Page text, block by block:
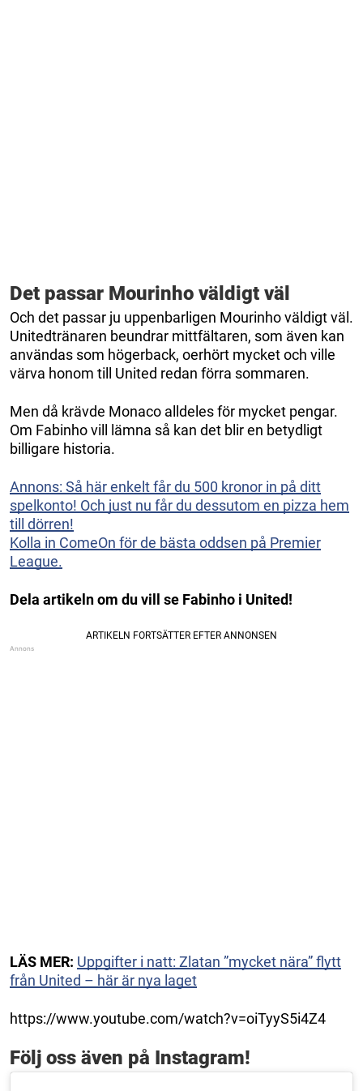
Det passar Mourinho väldigt väl
Och det passar ju uppenbarligen Mourinho väldigt väl.
Unitedtränaren beundrar mittfältaren, som även kan
användas som högerback, oerhört mycket och ville
värva honom till United redan förra sommaren.
Men då krävde Monaco alldeles för mycket pengar.
Om Fabinho vill lämna så kan det blir en betydligt
billigare historia.
Annons: Så här enkelt får du 500 kronor in på ditt
spelkonto! Och just nu får du dessutom en pizza hem
till dörren!
Kolla in ComeOn för de bästa oddsen på Premier
League.
Dela artikeln om du vill se Fabinho i United!
LÄS MER: Uppgifter i natt: Zlatan ”mycket nära” flytt
från United – här är nya laget
https://www.youtube.com/watch?v=oiTyyS5i4Z4
Följ oss även på Instagram!